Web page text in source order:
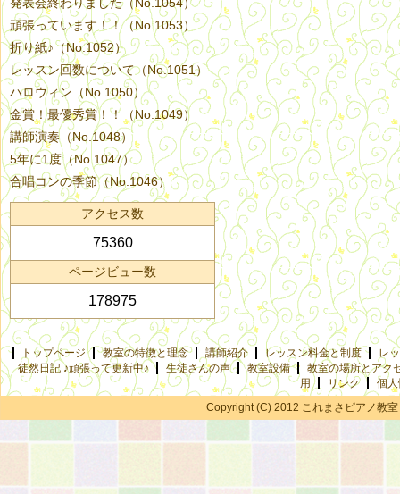
頑張っています！！（No.1053）
折り紙♪（No.1052）
レッスン回数について（No.1051）
ハロウィン（No.1050）
金賞！最優秀賞！！（No.1049）
講師演奏（No.1048）
5年に1度（No.1047）
合唱コンの季節（No.1046）
アクセス数
75360
ページビュー数
178975
トップページ 教室の特徴と理念 講師紹介 レッスン料金と制度
レ
徒然日記 ♪頑張って更新中♪
生徒さんの声 教室設備
教室の場所とアク
用
リンク
個
Copyright (C) 2012 これまさピアノ教